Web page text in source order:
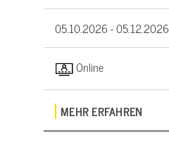
05.10.2026 -05.12.2026
Online
MEHR ERFAHREN